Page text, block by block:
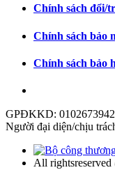
Chính sách đổi/
Chính sách bảo
Chính sách bảo
GPĐKKD:
Người đại diện/chịu
All